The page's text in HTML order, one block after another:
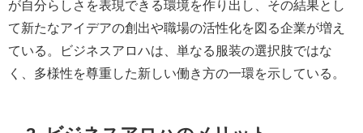
が自分らしさを表現できる環境を作り出し、その結果とし
て新たなアイデアの創出や職場の活性化を図る企業が増え
ている。ビジネスアロハは、単なる服装の選択肢ではな
く、多様性を尊重した新しい働き方の一環を示している。